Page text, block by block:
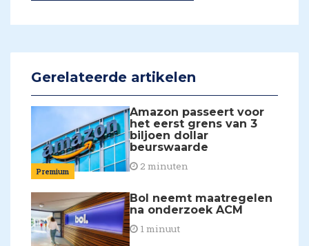
Gerelateerde artikelen
Premium
Amazon passeert voor
het eerst grens van 3
biljoen dollar
beurswaarde
2 minuten
Bol neemt maatregelen
na onderzoek ACM
1 minuut